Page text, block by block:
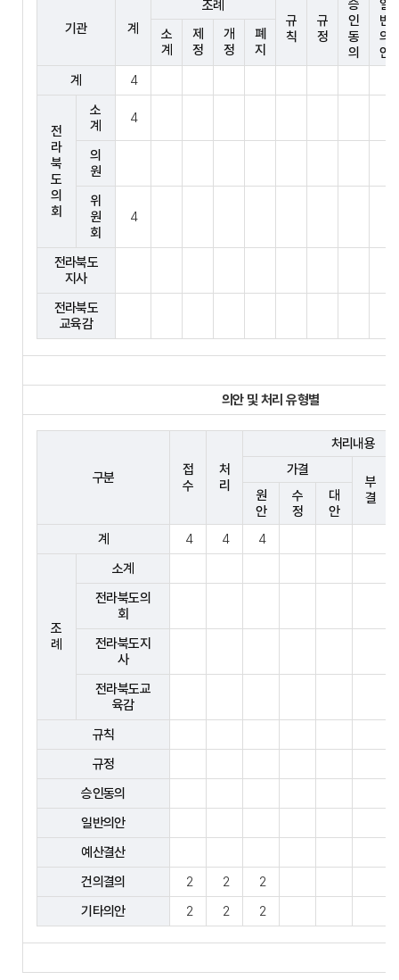
기관 계
조례
규
칙
규
정
승
인
동
의
일
반
의
안
소
계
제
정
개
정
폐
지
계
4
전
라
북
도
의
회
소
계
4
의
원
위
원
회
4
전라북도
지사
전라북도
교육감
의안 및 처리 유형별
구분
접
수
처
리
처리내용
가결
부
결
원
안
수
정
대
안
계
4 4 4
조
례
소계
전라북도의
회
전라북도지
사
전라북도교
육감
규칙
규정
승인동의
일반의안
예산결산
건의결의
2 2
2
기타의안
2 2 2